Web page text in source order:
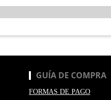
GUÍA DE COMPRA
FORMAS DE PAGO